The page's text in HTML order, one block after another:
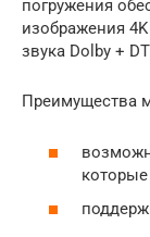
погружения
изображения
звука Dolby +
Преимущества